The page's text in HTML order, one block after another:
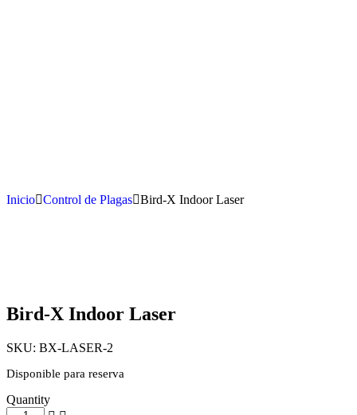
Inicio Control de Plagas Bird-X Indoor Laser
Bird-X Indoor Laser
SKU: BX-LASER-2
Disponible para reserva
Quantity